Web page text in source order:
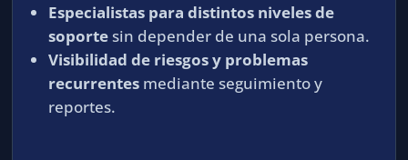
Especialistas para distintos niveles de
soportesin depender de una sola persona.
Visibilidad de riesgos y problemas
recurrentes mediante seguimiento y
reportes.